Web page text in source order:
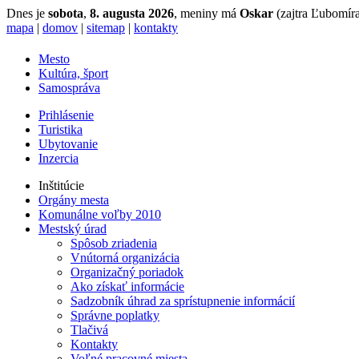
Dnes je sobota, 8. augusta 2026, meniny má Oskar (zajtra
mapa | domov | sitemap | kontakty
Mesto
Kultúra, šport
Samospráva
Prihlásenie
Turistika
Ubytovanie
Inzercia
Inštitúcie
Orgány mesta
Komunálne voľby 2010
Mestský úrad
Spôsob zriadenia
Vnútorná organizácia
Organizačný poriadok
Ako získať informácie
Sadzobník úhrad za sprístupnenie informácií
Správne poplatky
Tlačivá
Kontakty